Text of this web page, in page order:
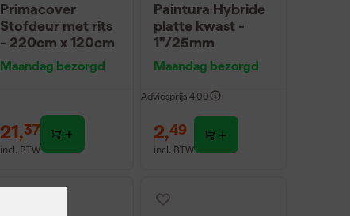
Primacover
Stofdeur met rits
- 220cm x 120cm
Maandag bezorgd
21,37
incl. BTW
Paintura Hybride
platte kwast -
1"/25mm
Maandag bezorgd
Adviesprijs 4,00
2,49
incl. BTW